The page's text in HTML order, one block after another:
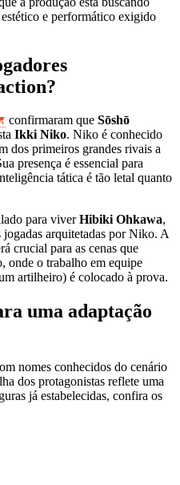
e performático exigido
confirmaram que Sōshō
Ikki Niko. Niko é conhecido
dos primeiros grandes rivais a
presença é essencial para
tática é tão letal quanto
para viverHibiki Ohkawa,
arquitetadas por Niko. A
crucial para as cenas que
onde o trabalho em equipe
artilheiro) é colocado à prova.
uma adaptação
nomes conhecidos do cenário
dos protagonistas reflete uma
já estabelecidas, confira os